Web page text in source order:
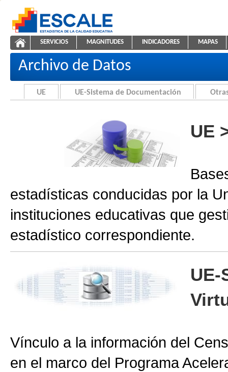
ESCALE - Unidad de Estadística Educativa
Archivo de Datos
NAVEGACIÓN
SERVICIOS MAGNITUDES INDICADORES MAPAS
Archivo de Datos
UE UE-Sistema de Documentación
UE
estadísticas conducidas por la
instituciones educativas que
estadístico correspondiente.
UE-
Vínculo a la información del
en el marco del Programa